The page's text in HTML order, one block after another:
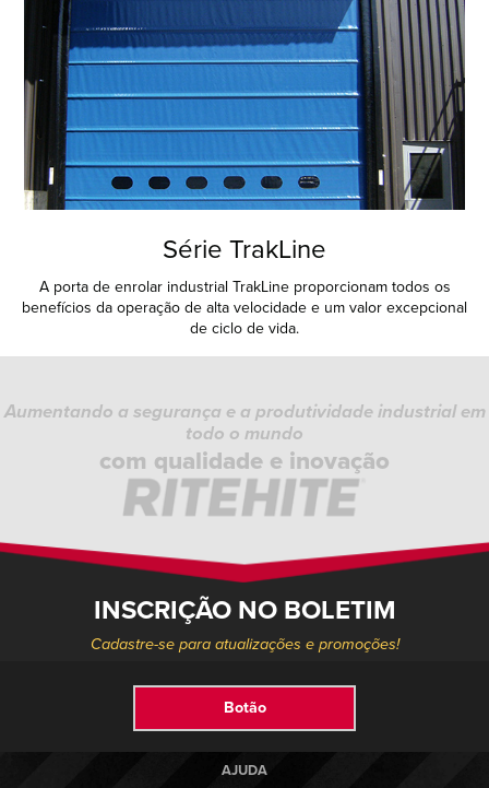
Série TrakLine
A porta de enrolar industrial TrakLine proporcionam todos os
benefícios da operação de alta velocidade e um valor excepcional
de ciclo de vida.
Aumentando a segurança e a produtividade industrial em
todo o mundo
com qualidade e inovação
INSCRIÇÃO NO BOLETIM
Cadastre-se para atualizações e promoções!
Botão
AJUDA